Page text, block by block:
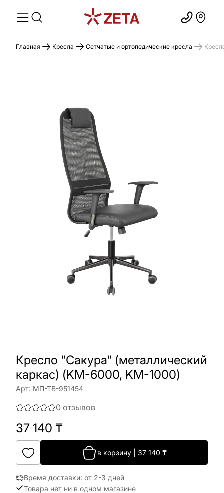
Главная Кресла Сетчатые и ортопедические кресла
Кресло "Сакура" (металлический
каркас) (KM-6000, KM-1000)
Арт: МП-ТВ-951454
0 отзывов
37 140 ₸
в корзину 37 140 ₸
Время доставки: от 2-3 дней
Товара нет ни в одном магазине